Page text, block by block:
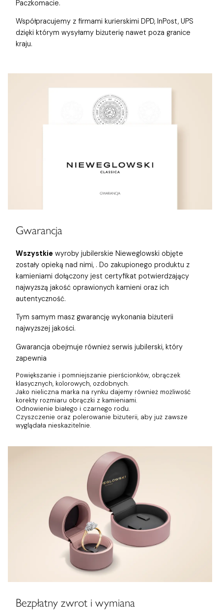
Paczkomacie.
Współpracujemy z firmami kurierskimi DPD, InPost, UPS
dzięki którym wysyłamy biżuterię nawet poza granice
kraju.
Gwarancja
Wszystkie wyroby jubilerskie Nieweglowski objęte
zostały opieką nad nimi, . Do zakupionego produktu z
kamieniami dołączony jest certyfikat potwierdzający
najwyższą jakość oprawionych kamieni oraz ich
autentyczność.
Tym samym masz gwarancję wykonania biżuterii
najwyższej jakości.
Gwarancja obejmuje również serwis jubilerski, który
zapewnia
Powiększanie i pomniejszanie pierścionków, obrączek
klasycznych, kolorowych, ozdobnych.
Jako nieliczna marka na rynku dajemy również możliwość
korekty rozmiaru obrączki z kamieniami.
Odnowienie białego i czarnego rodu.
Czyszczenie oraz polerowanie biżuterii, aby już zawsze
wyglądała nieskazitelnie.
Bezpłatny zwrot i wymiana